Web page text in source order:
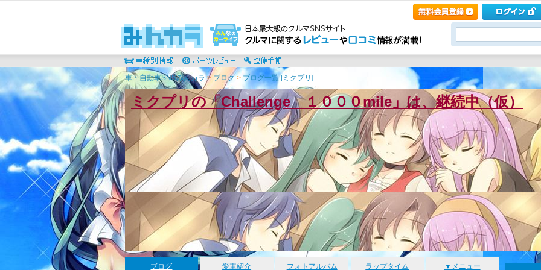
車・自動車SNSみんカラ> ブログ> ブログ一覧 [ミクプリ]
ミクプリの「Challenge １０００mile」は、継続中（仮）
ブログ 愛車紹介 フォトアルバム ラップタイム ▼メニュー